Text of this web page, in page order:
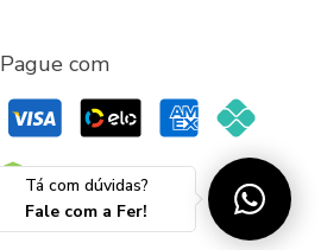
Pague com
Tá com dúvidas?
Fale com a Fer!